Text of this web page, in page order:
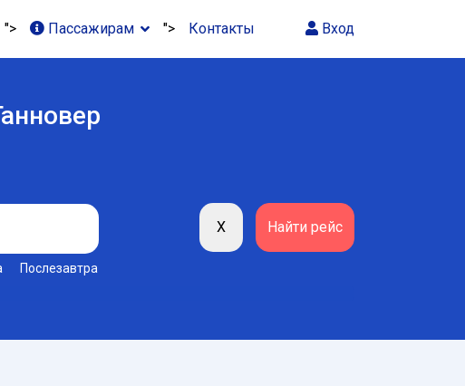
Вход
"> Пассажирам "> Контакты
Послезавтра